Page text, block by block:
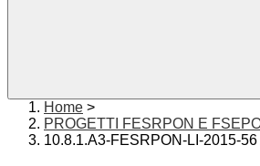
Home >
PROGETTI FESRPON E
10.8.1.A3-FESRPON-LI-2015-56